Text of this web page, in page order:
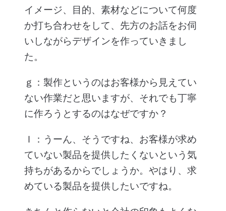
イメージ、目的、素材などについて何度
か打ち合わせをして、先方のお話をお伺
いしながらデザインを作っていきまし
た。
ｇ：製作というのはお客様から見えてい
ない作業だと思いますが、それでも丁寧
に作ろうとするのはなぜですか？
Ｉ：うーん、そうですね、お客様が求め
ていない製品を提供したくないという気
持ちがあるからでしょうか。やはり、求
めている製品を提供したいですね。